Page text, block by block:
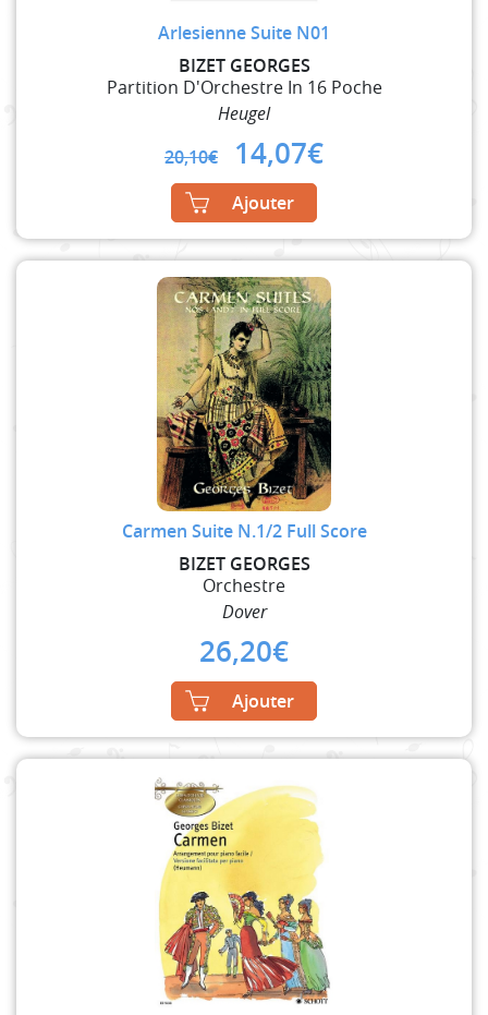
Arlesienne Suite N01
BIZET GEORGES
Partition D'Orchestre In 16 Poche
Heugel
20,10€ Original
price
was:
20,10€.
14,07€Current
14,07€.
Ajouter
Carmen Suite N.1/2 Full Score
BIZET GEORGES
Orchestre
Dover
26,20€
Ajouter